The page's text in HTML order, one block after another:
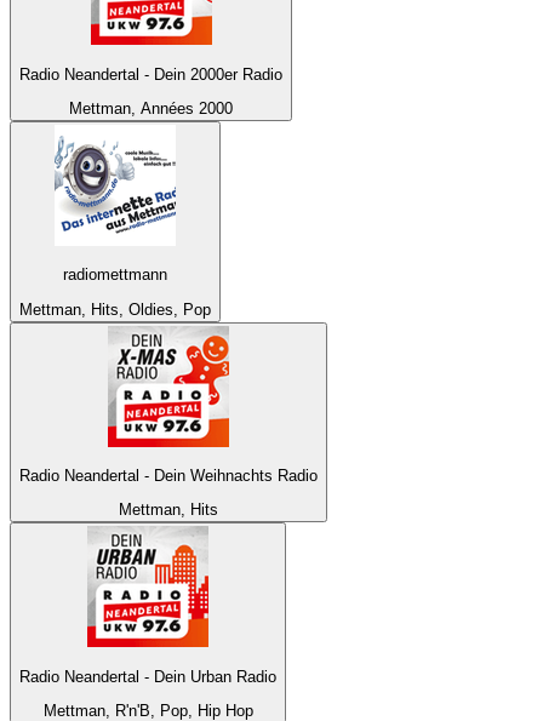
Radio Neandertal - Dein 2000er Radio
Mettman, Années 2000
radiomettmann
Mettman, Hits, Oldies, Pop
Radio Neandertal - Dein Weihnachts Radio
Mettman, Hits
Radio Neandertal - Dein Urban Radio
Mettman, R'n'B, Pop, Hip Hop